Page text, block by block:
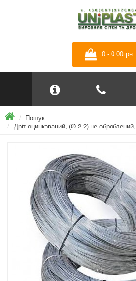
0 - 0.00грн.
Пошук
Дріт оцинкований, (Ø 2.2) не